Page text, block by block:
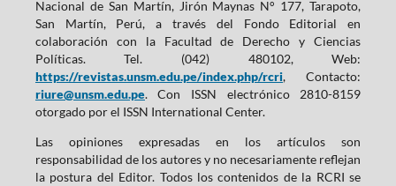
Nacional de San Martín, Jirón Maynas N° 177, Tarapoto,
San Martín, Perú, a través del Fondo Editorial en
colaboración con la Facultad de Derecho y Ciencias
Políticas. Tel. (042) 480102, Web:
https://revistas.unsm.edu.pe/index.php/rcri, Contacto:
riure@unsm.edu.pe. Con ISSN electrónico 2810-8159
otorgado por el ISSN International Center.
Las opiniones expresadas en los artículos son
responsabilidad de los autores y no necesariamente reflejan
la postura del Editor. Todos los contenidos de la RCRI se